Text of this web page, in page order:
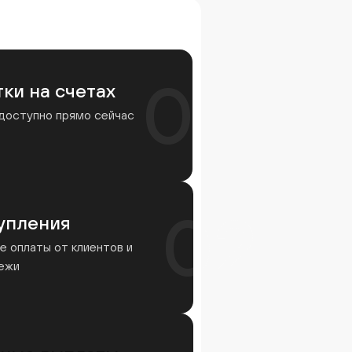
на счетах
прямо сейчас
оплаты от клиентов и